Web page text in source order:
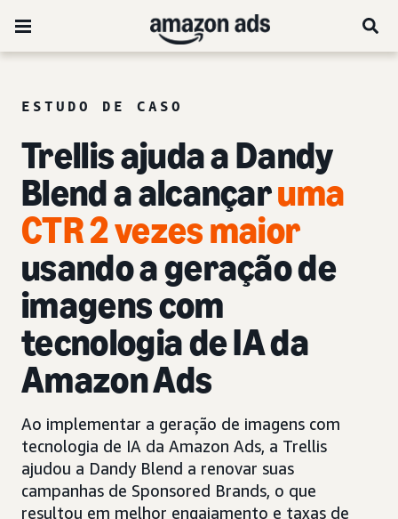
ESTUDO DE CASO
Trellis ajuda a Dandy
Blend a alcançaruma
CTR 2 vezes maior
usando a geração de
imagens com
tecnologia de IA da
Amazon Ads
Ao implementar a geração de imagens com
tecnologia de IA da Amazon Ads, a Trellis
ajudou a Dandy Blend a renovar suas
campanhas de Sponsored Brands, o que
resultou em melhor engajamento e taxas de